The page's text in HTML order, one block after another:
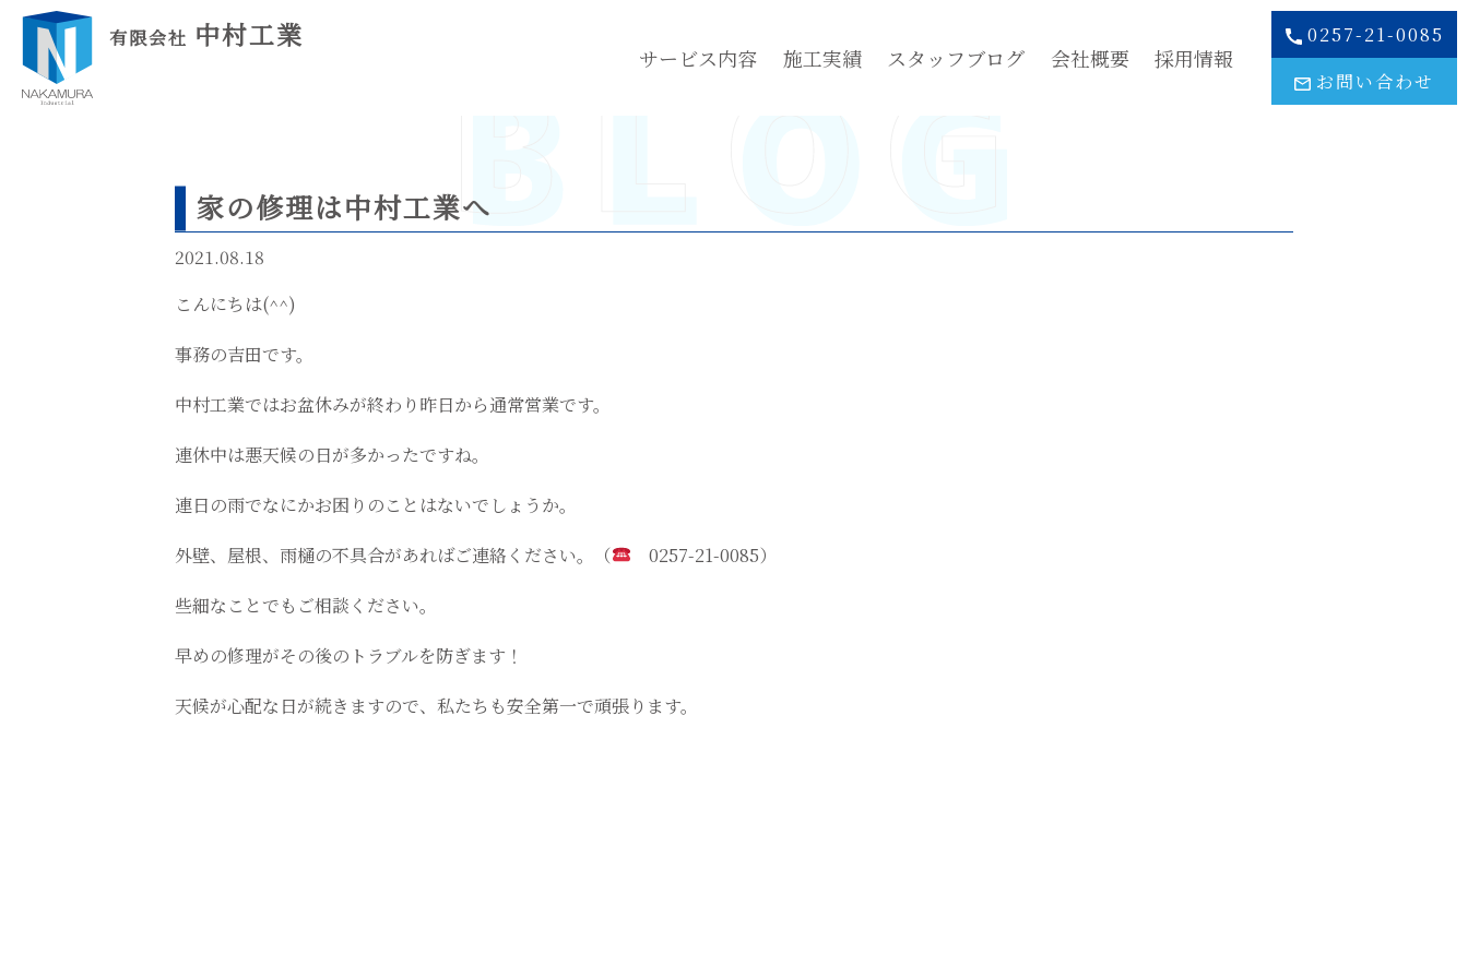
有限会社 中村工業
0257-21-0085
お問い合わせ
サービス内容 施工実績 スタッフブログ 会社概要 採用情報
家の修理は中村工業へ
2021.08.18
こんにちは(^^)
事務の吉田です。
中村工業ではお盆休みが終わり昨日から通常営業です。
連休中は悪天候の日が多かったですね。
連日の雨でなにかお困りのことはないでしょうか。
外壁、屋根、雨樋の不具合があればご連絡ください。（
0257-21-0085）
些細なことでもご相談ください。
早めの修理がその後のトラブルを防ぎます！
天候が心配な日が続きますので、私たちも安全第一で頑張ります。